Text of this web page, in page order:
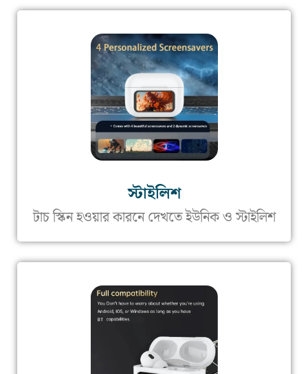
স্টাইলিশ
টাচ স্কিন হওয়ার কারনে দেখতে ইউনিক ও স্টাইলিশ